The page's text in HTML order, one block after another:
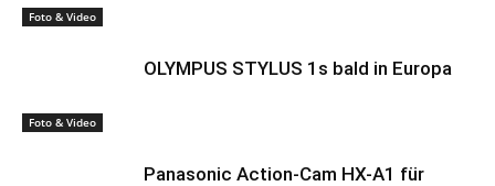
Foto & Video
Foto & Video
OLYMPUS STYLUS 1s bald in Europa
Panasonic Action-Cam HX-A1 für